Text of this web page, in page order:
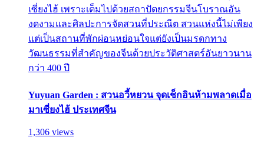
เซี่ยงไฮ้ เพราะเต็มไปด้วยสถาปัตยกรรมจีนโบราณอัน
งดงามและศิลปะการจัดสวนที่ประณีต สวนแห่งนี้ไม่เพียง
แต่เป็นสถานที่พักผ่อนหย่อนใจแต่ยังเป็นมรดกทาง
วัฒนธรรมที่สำคัญของจีนด้วยประวัติศาสตร์อันยาวนาน
กว่า 400 ปี
Yuyuan Garden : สวนอวี้หยวน จุดเช็กอินห้ามพลาดเมื่อ
มาเซี่ยงไฮ้ ประเทศจีน
1,306 views